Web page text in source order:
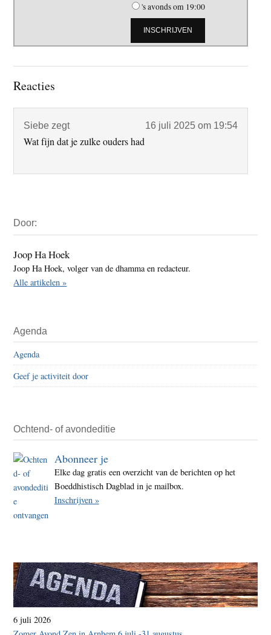
's avonds om 19:00
Lees
Reacties
Siebe zegt 16 juli 2025 om 19:54
Wat fijn dat je zulke ouders had
Sidebar
Door:
Joop Ha Hoek
Joop Ha Hoek, volger van de dhamma en redacteur.
Alle artikelen »
Agenda
Agenda
Geef je activiteit door
Ochtend- of avondeditie
Abonneer je
Elke dag gratis een overzicht van de berichten op het
Boeddhistisch Dagblad in je mailbox.
Inschrijven »
6 juli 2026